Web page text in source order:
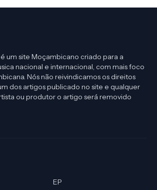
um site Moçambicano criado para a
nacional e internacional, com mais foco
Nós não reivindicamos os direitos
dos artigos publicado no site e qualquer
ou produtor o artigo será removido
EP